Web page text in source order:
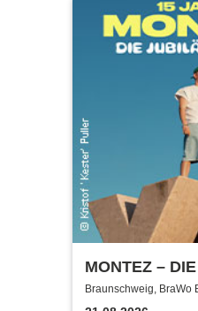
MONTEZ –
MONTEZ –
Braunschweig, BraWo